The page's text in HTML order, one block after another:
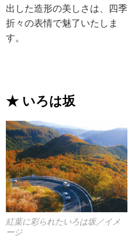
出した造形の美しさは、四季
折々の表情で魅了いたしま
す。
★ いろは坂
紅葉に彩られたいろは坂／イメ
ージ